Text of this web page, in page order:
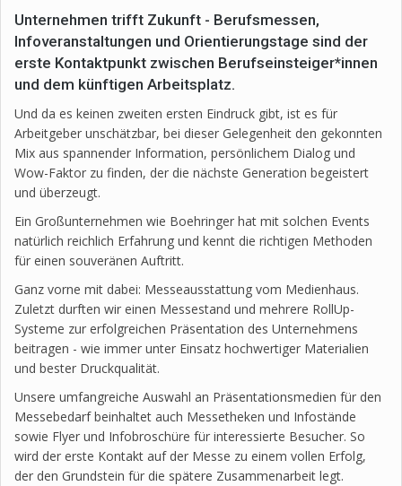
Unternehmen trifft Zukunft - Berufsmessen,
Infoveranstaltungen und Orientierungstage sind der
erste Kontaktpunkt zwischen Berufseinsteiger*innen
und dem künftigen Arbeitsplatz.
Und da es keinen zweiten ersten Eindruck gibt, ist es für
Arbeitgeber unschätzbar, bei dieser Gelegenheit den gekonnten
Mix aus spannender Information, persönlichem Dialog und
Wow-Faktor zu finden, der die nächste Generation begeistert
und überzeugt.
Ein Großunternehmen wie Boehringer hat mit solchen Events
natürlich reichlich Erfahrung und kennt die richtigen Methoden
für einen souveränen Auftritt.
Ganz vorne mit dabei: Messeausstattung vom Medienhaus.
Zuletzt durften wir einen Messestand und mehrere RollUp-
Systeme zur erfolgreichen Präsentation des Unternehmens
beitragen - wie immer unter Einsatz hochwertiger Materialien
und bester Druckqualität.
Unsere umfangreiche Auswahl an Präsentationsmedien für den
Messebedarf beinhaltet auch Messetheken und Infostände
sowie Flyer und Infobroschüre für interessierte Besucher. So
wird der erste Kontakt auf der Messe zu einem vollen Erfolg,
der den Grundstein für die spätere Zusammenarbeit legt.